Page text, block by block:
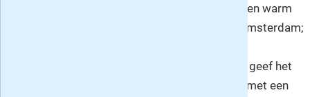
van Amsterdam voor iedereen die deze stad een warm
hart toedraagt. Ontdek de geschiedenis van Amsterdam;
jaarabonnement met aantrekkelijke korting of geef het
magazine cadeau aan een familielid of kennis met een